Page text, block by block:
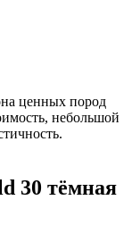
ценных пород
небольшой
30 тёмная